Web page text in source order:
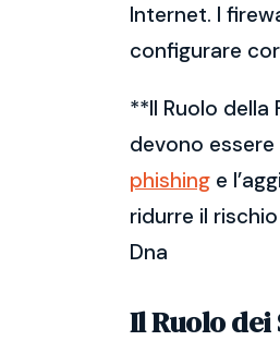
Internet. I
configurare
**Il Ruolo della
devono
phishing e
ridurre il
Dna
Il Ruolo